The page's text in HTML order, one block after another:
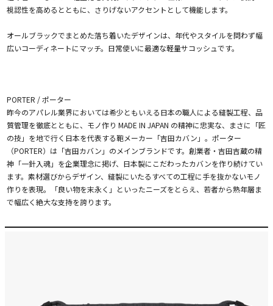
視認性を高めるとともに、さりげないアクセントとして機能します。
オールブラックでまとめた落ち着いたデザインは、年代やスタイルを問わず幅
広いコーディネートにマッチ。日常使いに最適な軽量サコッシュです。
PORTER / ポーター
昨今のアパレル業界においては希少ともいえる日本の職人による縫製工程、品
質管理を徹底とともに、モノ作り MADE IN JAPAN の精神に忠実な、まさに「匠
の技」を地で行く日本を代表する鞄メーカー「吉田カバン」。ポーター
（PORTER）は「吉田カバン」のメインブランドです。創業者・吉田吉蔵の精
神「一針入魂」を企業理念に掲げ、日本製にこだわったカバンを作り続けてい
ます。素材選びからデザイン、縫製にいたるすべての工程に手を抜かないモノ
作りを表現。「良い物を末永く」といったニーズをとらえ、若者から熟年層ま
で幅広く絶大な支持を誇ります。